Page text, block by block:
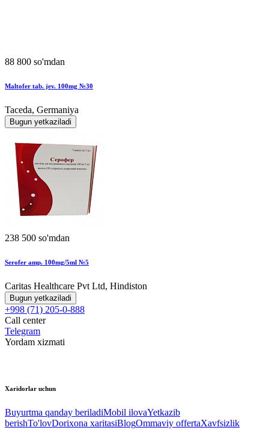
88 800 so'mdan
Maltofer tab. jev. 100mg №30
Taceda, Germaniya
Bugun yetkaziladi
238 500 so'mdan
Serofer amp. 100mg/5ml №5
Caritas Healthcare Pvt Ltd, Hindiston
Bugun yetkaziladi
+998 (71) 205-0-888
Call center
Telegram
Yordam xizmati
Xaridorlar uchun
Buyurtma qanday beriladiMobil ilovaYetkazib
berishTo'lovDorixona xaritasiBlogOmmaviy offertaXavfsizlik